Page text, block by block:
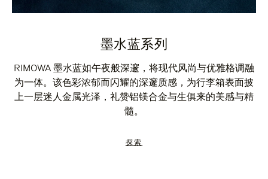
墨水蓝系列
RIMOWA 墨水蓝如午夜般深邃，将现代风尚与优雅格调融
为一体。该色彩浓郁而闪耀的深邃质感，为行李箱表面披
上一层迷人金属光泽，礼赞铝镁合金与生俱来的美感与精
髓。
探索